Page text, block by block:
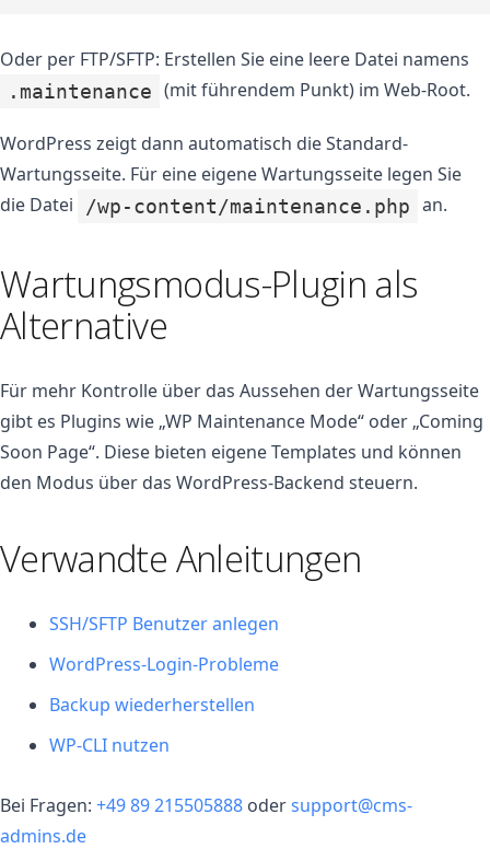
Oder per FTP/SFTP: Erstellen Sie eine leere Datei namens
.maintenance (mit führendem Punkt) im Web-Root.
WordPress zeigt dann automatisch die Standard-
Wartungsseite. Für eine eigene Wartungsseite legen Sie
die Datei
/wp-content/maintenance.php an.
Wartungsmodus-Plugin als
Alternative
Für mehr Kontrolle über das Aussehen der Wartungsseite
gibt es Plugins wie „WP Maintenance Mode“ oder „Coming
Soon Page“. Diese bieten eigene Templates und können
den Modus über das WordPress-Backend steuern.
Verwandte Anleitungen
SSH/SFTP Benutzer anlegen
WordPress-Login-Probleme
Backup wiederherstellen
WP-CLI nutzen
Bei Fragen: +49 89 215505888 odersupport@cms-
admins.de